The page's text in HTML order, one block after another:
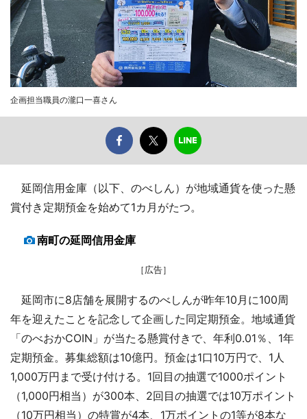
企画担当職員の瀧口一喜さん
延岡信用金庫（以下、のべしん）が地域通貨を使った懸
賞付き定期預金を始めて1カ月がたつ。
南町の延岡信用金庫
［広告］
延岡市に8店舗を展開するのべしんが昨年10月に100周
年を迎えたことを記念して企画した同定期預金。地域通貨
「のべおかCOIN」が当たる懸賞付きで、年利0.01％、1年
定期預金。募集総額は10億円。預金は1口10万円で、1人
1,000万円まで受け付ける。1回目の抽選で1000ポイント
（1,000円相当）が300本、2回目の抽選では10万ポイント
（10万円相当）の特賞が4本、1万ポイントの1等が8本な